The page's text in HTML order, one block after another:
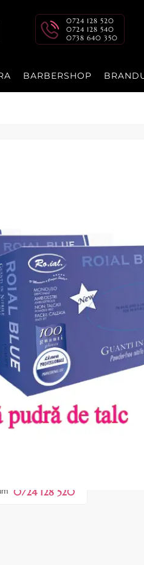
0724 128 520
0724 128 540
0738 640 350
BARBERSHOP
albastre fara
recenzia dvs.
lei
ÎN COȘ
0724 128 520